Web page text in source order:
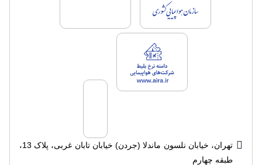
لایسنس های فروش سفرتاپ
تهران، خیابان نلسون ماندلا (جردن) خیابان تابان غربی، پلاک 13،
طبقه چهارم